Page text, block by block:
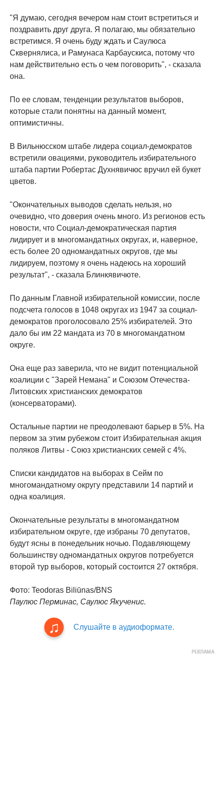
"Я думаю, сегодня вечером нам стоит встретиться и
поздравить друг друга. Я полагаю, мы обязательно
встретимся. Я очень буду ждать и Саулюса
Сквернялиса, и Рамунаса Карбаускиса, потому что
нам действительно есть о чем поговорить", - сказала
она.
По ее словам, тенденции результатов выборов,
которые стали понятны на данный момент,
оптимистичны.
В Вильнюсском штабе лидера социал-демократов
встретили овациями, руководитель избирательного
штаба партии Робертас Духнявичюс вручил ей букет
цветов.
"Окончательных выводов сделать нельзя, но
очевидно, что доверия очень много. Из регионов есть
новости, что Социал-демократическая партия
лидирует и в многомандатных округах, и, наверное,
есть более 20 одномандатных округов, где мы
лидируем, поэтому я очень надеюсь на хороший
результат", - сказала Блинкявичюте.
По данным Главной избирательной комиссии, после
подсчета голосов в 1048 округах из 1947 за социал-
демократов проголосовало 25% избирателей. Это
дало бы им 22 мандата из 70 в многомандатном
округе.
Она еще раз заверила, что не видит потенциальной
коалиции с "Зарей Немана" и Союзом Отечества-
Литовских христианских демократов
(консерваторами).
Остальные партии не преодолевают барьер в 5%. На
первом за этим рубежом стоит Избирательная акция
поляков Литвы - Союз христианских семей с 4%.
Списки кандидатов на выборах в Сейм по
многомандатному округу представили 14 партий и
одна коалиция.
Окончательные результаты в многомандатном
избирательном округе, где избраны 70 депутатов,
будут ясны в понедельник ночью. Подавляющему
большинству одномандатных округов потребуется
второй тур выборов, который состоится 27 октября.
Фото: Teodoras Biliūnas/BNS
Паулюс Перминас, Саулюс Якученис.
Слушайте в аудиоформате.